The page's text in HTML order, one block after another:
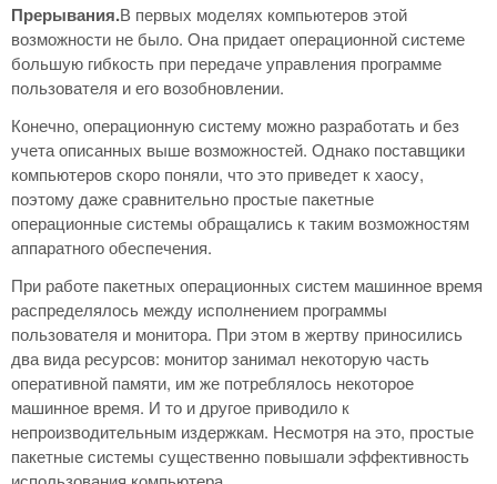
Прерывания.В первых моделях компьютеров этой
возможности не было. Она придает операционной системе
большую гибкость при передаче управления программе
пользователя и его возобновлении.
Конечно, операционную систему можно разработать и без
учета описанных выше возможностей. Однако поставщики
компьютеров скоро поняли, что это приведет к хаосу,
поэтому даже сравнительно простые пакетные
операционные системы обращались к таким возможностям
аппаратного обеспечения.
При работе пакетных операционных систем машинное время
распределялось между исполнением программы
пользователя и монитора. При этом в жертву приносились
два вида ресурсов: монитор занимал некоторую часть
оперативной памяти, им же потреблялось некоторое
машинное время. И то и другое приводило к
непроизводительным издержкам. Несмотря на это, простые
пакетные системы существенно повышали эффективность